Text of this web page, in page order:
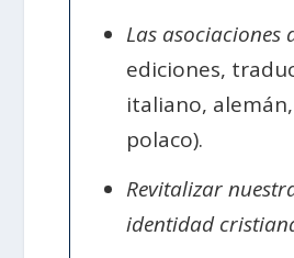
Las asociaciones
ediciones,
italiano,
polaco).
Revitalizar
identidad